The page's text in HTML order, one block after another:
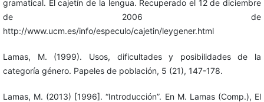
gramatical. El cajetín de la lengua. Recuperado el 12 de diciembre
de 2006 de
http://www.ucm.es/info/especulo/cajetin/leygener.html
Lamas, M. (1999). Usos, dificultades y posibilidades de la
categoría género. Papeles de población, 5 (21), 147-178.
Lamas, M. (2013) [1996]. “Introducción”. En M. Lamas (Comp.), El